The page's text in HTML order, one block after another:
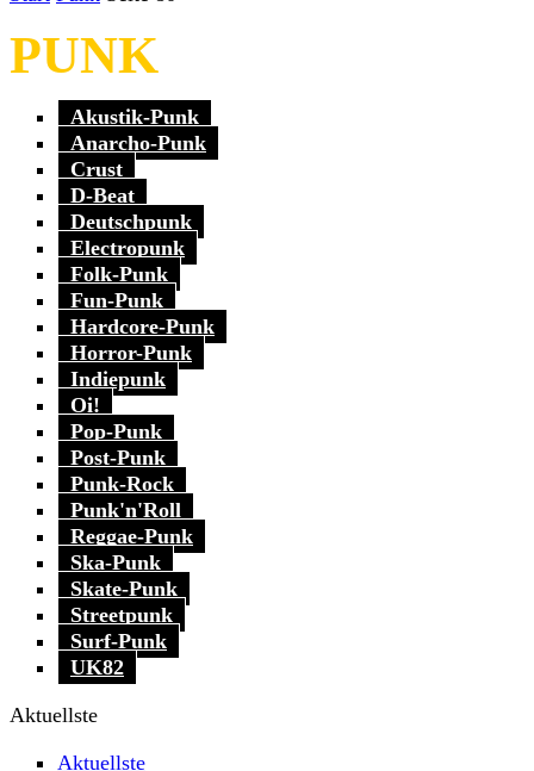
PUNK
Akustik-Punk
Anarcho-Punk
Crust
D-Beat
Deutschpunk
Electropunk
Folk-Punk
Fun-Punk
Hardcore-Punk
Horror-Punk
Indiepunk
Oi!
Pop-Punk
Post-Punk
Punk-Rock
Punk'n'Roll
Reggae-Punk
Ska-Punk
Skate-Punk
Streetpunk
Surf-Punk
UK82
Aktuellste
Aktuellste